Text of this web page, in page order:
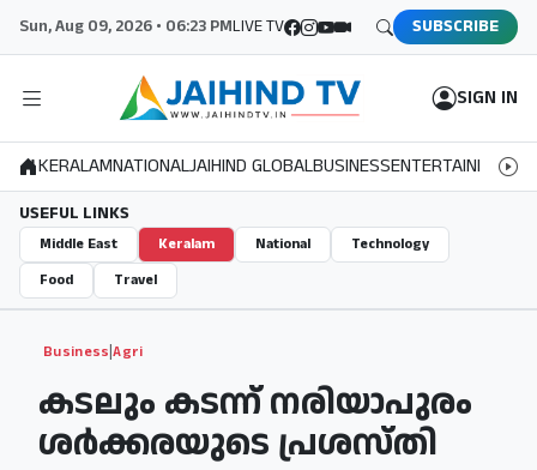
Sun, Aug 09, 2026 • 06:23 PMLIVE TV SUBSCRIBE
SIGN IN
KERALAMNATIONALJAIHIND GLOBALBUSINESSENTERTAINMENT
USEFUL LINKS
Middle East Keralam National
Technology
Food
Travel
Business|Agri
കടലും കടന്ന് നരിയാപുരം
ശർക്കരയുടെ പ്രശസ്തി